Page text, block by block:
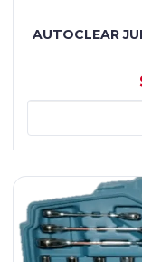
AUTOCLEAR